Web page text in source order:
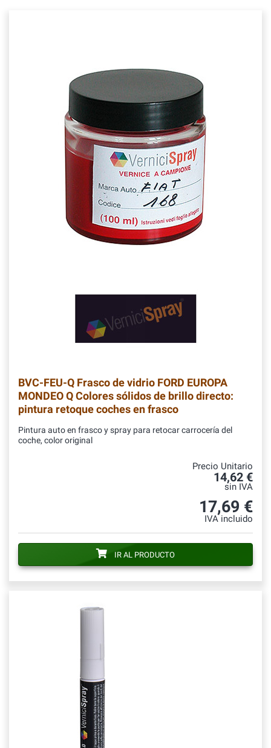
BVC-FEU-Q Frasco de vidrio FORD EUROPA
MONDEO Q Colores sólidos de brillo directo:
pintura retoque coches en frasco
Pintura auto en frasco y spray para retocar carrocería del
coche, color original
Precio Unitario
14,62 €
sin IVA
17,69 €
IVA incluido
IR AL PRODUCTO